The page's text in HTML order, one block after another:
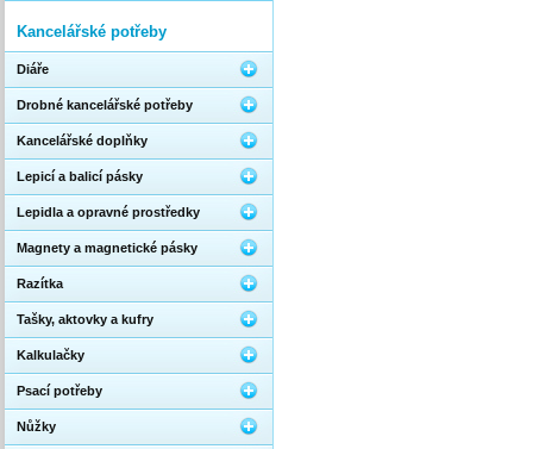
Kancelářské potřeby
Diáře
Drobné kancelářské potřeby
Kancelářské doplňky
Lepicí a balicí pásky
Lepidla a opravné prostředky
Magnety a magnetické pásky
Razítka
Tašky, aktovky a kufry
Kalkulačky
Psací potřeby
Nůžky